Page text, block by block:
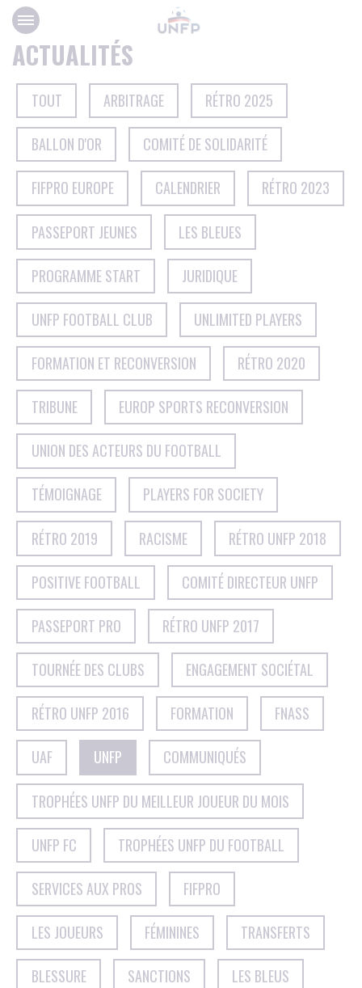
Panneau de gestion des cookies
ACTUALITÉS
TOUT ARBITRAGE RÉTRO 2025
BALLON D'OR COMITÉ DE SOLIDARITÉ
FIFPRO EUROPE CALENDRIER RÉTRO 2023
PASSEPORT JEUNES LES BLEUES
PROGRAMME START JURIDIQUE
UNFP FOOTBALL CLUB UNLIMITED PLAYERS
FORMATION ET RECONVERSION RÉTRO 2020
TRIBUNE EUROP SPORTS RECONVERSION
UNION DES ACTEURS DU FOOTBALL
TÉMOIGNAGE PLAYERS FOR SOCIETY
RÉTRO 2019 RACISME RÉTRO UNFP 2018
POSITIVE FOOTBALL COMITÉ DIRECTEUR UNFP
PASSEPORT PRO RÉTRO UNFP 2017
TOURNÉE DES CLUBS ENGAGEMENT SOCIÉTAL
RÉTRO UNFP 2016 FORMATION FNASS
UAF UNFP COMMUNIQUÉS
TROPHÉES UNFP DU MEILLEUR JOUEUR DU MOIS
UNFP FC TROPHÉES UNFP DU FOOTBALL
SERVICES AUX PROS FIFPRO
LES JOUEURS FÉMININES TRANSFERTS
BLESSURE SANCTIONS LES BLEUS